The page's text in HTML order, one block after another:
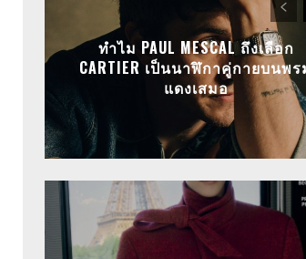
ทำไม PAUL MESCAL ถึงเลือก
CARTIER เป็นนาฬิกาคู่กายบนพร
แดงเสมอ